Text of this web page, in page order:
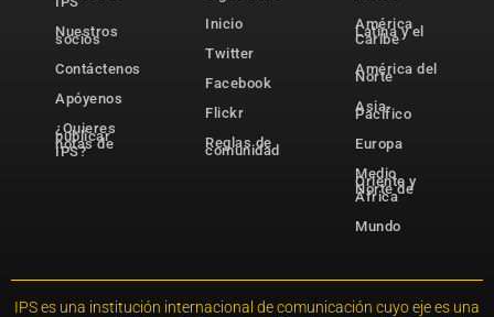
Nuestros
socios
Contáctenos
Apóyenos
¿Quieres
publicar
notas de
IPS?
Inicio
Twitter
Facebook
Flickr
Reglas de
comunidad
América
Latina y el
Caribe
América del
Norte
Asia-
Pacífico
Europa
Medio
Oriente y
Norte de
África
Mundo
IPS es una institución internacional de comunicación cuyo eje es una